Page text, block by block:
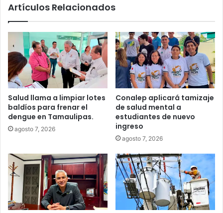
Artículos Relacionados
Salud llama a limpiar lotes
baldíos para frenar el
dengue en Tamaulipas.
agosto 7, 2026
Conalep aplicará tamizaje
de salud mental a
estudiantes de nuevo
ingreso
agosto 7, 2026